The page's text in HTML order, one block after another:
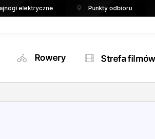
elektryczne Punkty odbioru
Rowery Strefa filmów